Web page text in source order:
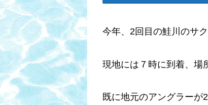
今年、2回目の鮭川のサ
現地には７時に到着、場
既に地元のアングラー